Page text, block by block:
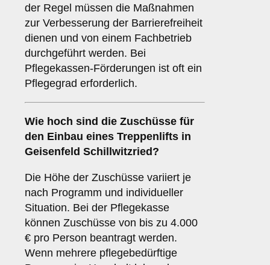
der Regel müssen die Maßnahmen
zur Verbesserung der Barrierefreiheit
dienen und von einem Fachbetrieb
durchgeführt werden. Bei
Pflegekassen-Förderungen ist oft ein
Pflegegrad erforderlich.
Wie hoch sind die Zuschüsse für
den Einbau eines Treppenlifts in
Geisenfeld Schillwitzried?
Die Höhe der Zuschüsse variiert je
nach Programm und individueller
Situation. Bei der Pflegekasse
können Zuschüsse von bis zu 4.000
€ pro Person beantragt werden.
Wenn mehrere pflegebedürftige